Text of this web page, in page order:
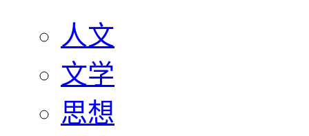
人文
文学
思想